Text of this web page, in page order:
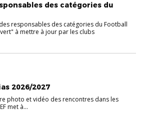
des catégories du
responsables des catégories du Football
à mettre à jour par les clubs
2026/2027
photo et vidéo des rencontres dans les
met à...